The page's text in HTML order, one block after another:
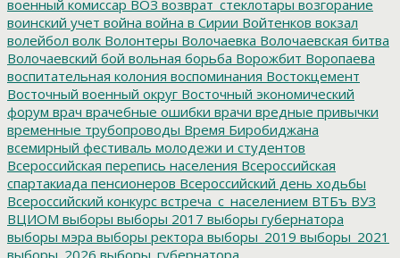
военный комиссар ВОЗ возврат_стеклотары возгорание
воинский учет война война в Сирии Войтенков вокзал
волейбол волк Волонтеры Волочаевка Волочаевская битва
Волочаевский бой вольная борьба Ворожбит Воропаева
воспитательная колония воспоминания Востокцемент
Восточный военный округ Восточный экономический
форум врач врачебные ошибки врачи вредные привычки
временные трубопроводы Время Биробиджана
всемирный фестиваль молодежи и студентов
Всероссийская перепись населения Всероссийская
спартакиада пенсионеров Всероссийский день ходьбы
Всероссийский конкурс встреча_с_населением ВТБъ ВУЗ
ВЦИОМ выборы выборы 2017 выборы губернатора
выборы мэра выборы ректора выборы_2019 выборы_2021
выборы_2026 выборы_губернатора